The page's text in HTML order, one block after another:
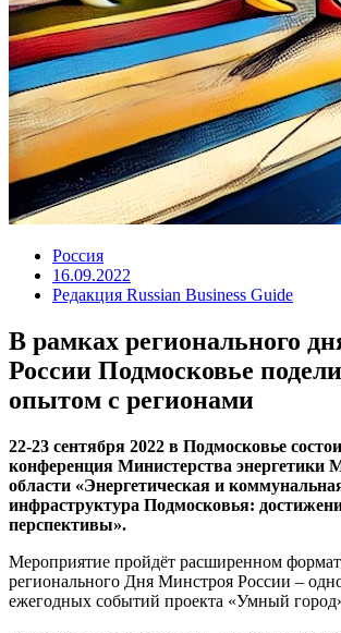
Россия
16.09.2022
Редакция Russian Business Guide
В рамках регионального
России Подмосковье
опытом с регионами
22-23 сентября 2022 в Подмосковье
конференция Министерства энергетики
области «Энергетическая и
инфраструктура Подмосковья:
перспективы».
Мероприятие пройдёт расширенном
регионального Дня Минстроя России –
ежегодных событий проекта «Умный